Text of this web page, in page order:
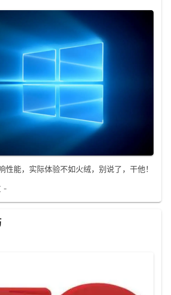
能，实际体验不如火绒，别说了，干他！
-